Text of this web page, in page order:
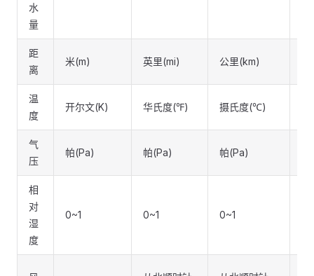
水
量
距
离
米(m) 英里(mi) 公里(km)
温
度
开尔文(K) 华氏度(℉) 摄氏度(℃)
气
压
帕(Pa) 帕(Pa) 帕(Pa)
相
对
湿
度
0~1 0~1 0~1